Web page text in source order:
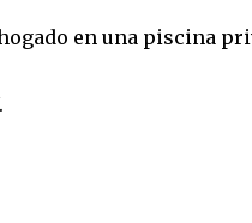
en una piscina